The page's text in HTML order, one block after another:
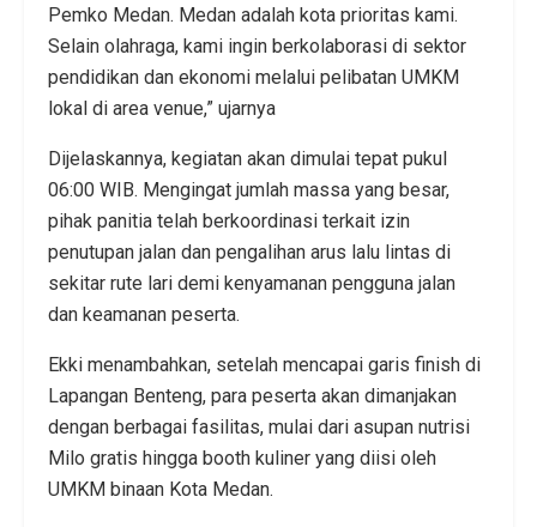
Pemko Medan. Medan adalah kota prioritas kami.
Selain olahraga, kami ingin berkolaborasi di sektor
pendidikan dan ekonomi melalui pelibatan UMKM
lokal di area venue,” ujarnya
Dijelaskannya, kegiatan akan dimulai tepat pukul
06:00 WIB. Mengingat jumlah massa yang besar,
pihak panitia telah berkoordinasi terkait izin
penutupan jalan dan pengalihan arus lalu lintas di
sekitar rute lari demi kenyamanan pengguna jalan
dan keamanan peserta.
Ekki menambahkan, setelah mencapai garis finish di
Lapangan Benteng, para peserta akan dimanjakan
dengan berbagai fasilitas, mulai dari asupan nutrisi
Milo gratis hingga booth kuliner yang diisi oleh
UMKM binaan Kota Medan.